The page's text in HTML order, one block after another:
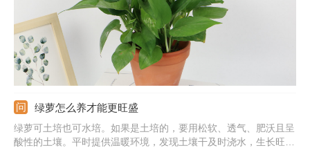
绿萝怎么养才能更旺盛
绿萝可土培也可水培。如果是土培的，要用松软、透气、肥沃且呈
酸性的土壤。平时提供温暖环境，发现土壤干及时浇水，生长旺季